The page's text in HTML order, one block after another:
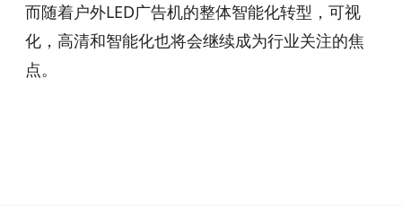
而随着户外LED广告机的整体智能化转型，可视
化，高清和智能化也将会继续成为行业关注的焦
点。